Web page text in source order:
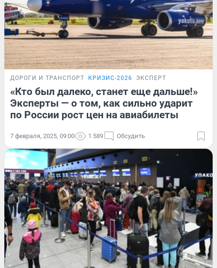
ДОРОГИ И ТРАНСПОРТ КРИЗИС-2026 ЭКСПЕРТ
«Кто был далеко, станет еще дальше!»
Эксперты — о том, как сильно ударит
по России рост цен на авиабилеты
7 февраля, 2025, 09:00 1 589 Обсудить